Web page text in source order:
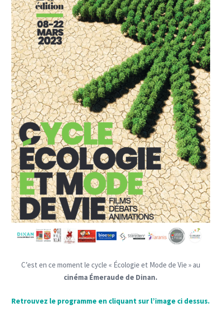
C’est en ce moment le cycle « Écologie et Mode de Vie » au
cinéma Émeraude de Dinan.
Retrouvez le programme en cliquant sur l’image ci dessus.